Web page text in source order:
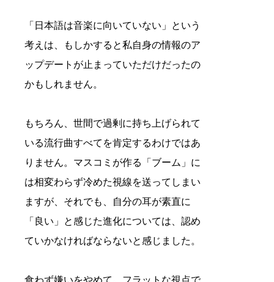
「日本語は音楽に向いていない」という
考えは、もしかすると私自身の情報のア
ップデートが止まっていただけだったの
かもしれません。
もちろん、世間で過剰に持ち上げられて
いる流行曲すべてを肯定するわけではあ
りません。マスコミが作る「ブーム」に
は相変わらず冷めた視線を送ってしまい
ますが、それでも、自分の耳が素直に
「良い」と感じた進化については、認め
ていかなければならないと感じました。
食わず嫌いをやめて、フラットな視点で